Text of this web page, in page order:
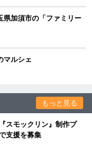
加須市の「ファミリー
マルシェ
もっと見る
スモックリン』制作プ
支援を募集